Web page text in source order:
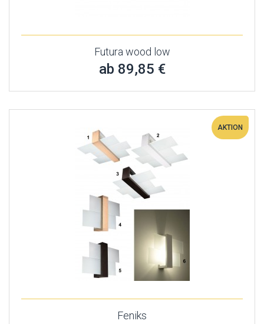
Futura wood low
ab 89,85 €
AKTION
Feniks